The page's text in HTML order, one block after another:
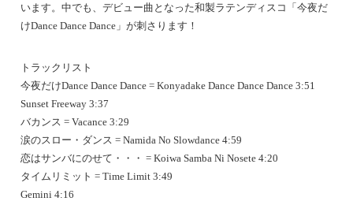
います。中でも、デビュー曲となった和製ラテンディスコ「今夜だ
けDance Dance Dance」が刺さります！
トラックリスト
今夜だけDance Dance Dance = Konyadake Dance Dance Dance 3:51
Sunset Freeway 3:37
バカンス = Vacance 3:29
涙のスロー・ダンス = Namida No Slowdance 4:59
恋はサンバにのせて・・・ = Koiwa Samba Ni Nosete 4:20
タイムリミット = Time Limit 3:49
Gemini 4:16